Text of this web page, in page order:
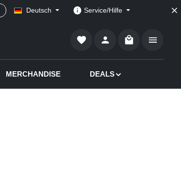
Deutsch Service/Hilfe
Warenkorb
MERCHANDISE DEALS